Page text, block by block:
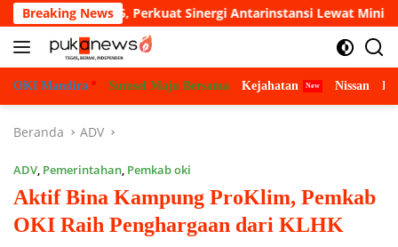
Langsung
ke
konten
Breaking News
Perkuat Sinergi Antarinstansi Lewat Mini Soccer
OKI Mandira Sumsel Maju Bersama Kejahatan Nissan
Beranda ADV
ADV, Pemerintahan, Pemkab oki
Aktif Bina Kampung ProKlim, Pemkab
OKI Raih Penghargaan dari KLHK